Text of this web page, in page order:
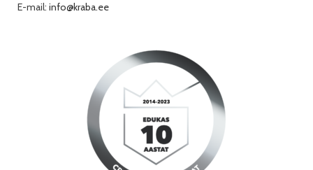
E-mail: info@kraba.ee